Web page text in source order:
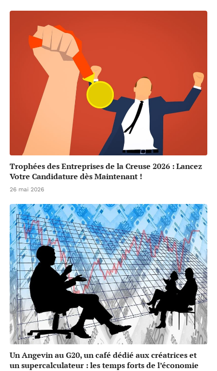
Trophées des Entreprises de la Creuse 2026 : Lancez
Votre Candidature dès Maintenant !
26 mai 2026
Un Angevin au G20, un café dédié aux créatrices et
un supercalculateur : les temps forts de l’économie